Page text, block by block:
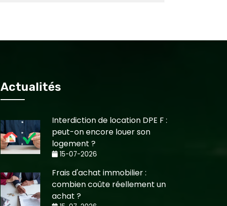
Actualités
Interdiction de location DPE F :
peut-on encore louer son
logement ?
15-07-2026
Frais d'achat immobilier :
combien coûte réellement un
achat ?